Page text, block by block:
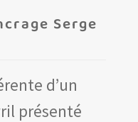
Serge
d’un
présenté